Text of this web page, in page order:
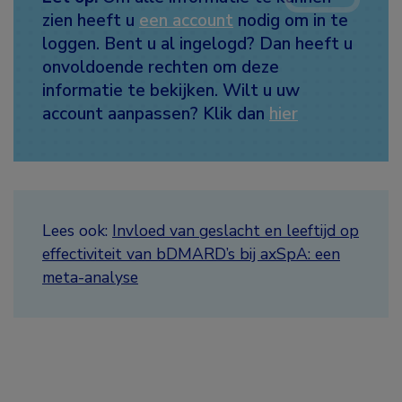
zien heeft u een account nodig om in te
loggen. Bent u al ingelogd? Dan heeft u
onvoldoende rechten om deze
informatie te bekijken. Wilt u uw
account aanpassen? Klik dan hier
Lees ook: Invloed van geslacht en leeftijd op
effectiviteit van bDMARD’s bij axSpA: een
meta-analyse